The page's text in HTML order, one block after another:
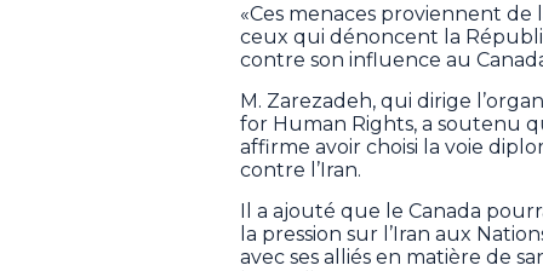
«Ces menaces proviennent
ceux qui dénoncent la
contre son influence au
M. Zarezadeh, qui dirige
for Human Rights, a soutenu
affirme avoir choisi la voie
contre l’Iran.
Il a ajouté que le Canada
la pression sur l’Iran aux
avec ses alliés en matière de